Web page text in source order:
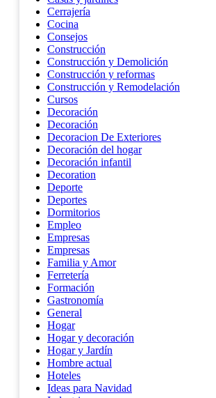
Cerrajería
Cocina
Consejos
Construcción
Construcción y Demolición
Construcción y reformas
Construcción y Remodelación
Cursos
Decoración
Decoración
Decoracion De Exteriores
Decoración del hogar
Decoración infantil
Decoration
Deporte
Deportes
Dormitorios
Empleo
Empresas
Empresas
Familia y Amor
Ferretería
Formación
Gastronomía
General
Hogar
Hogar y decoración
Hogar y Jardín
Hombre actual
Hoteles
Ideas para Navidad